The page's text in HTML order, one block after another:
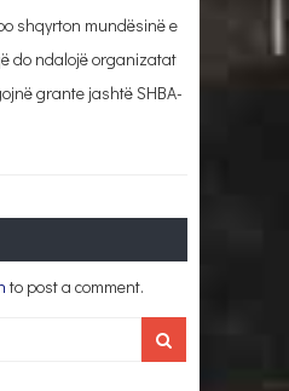
shqyrton mundësinë e
do ndalojë organizatat
grante jashtë SHBA-
to post a comment.